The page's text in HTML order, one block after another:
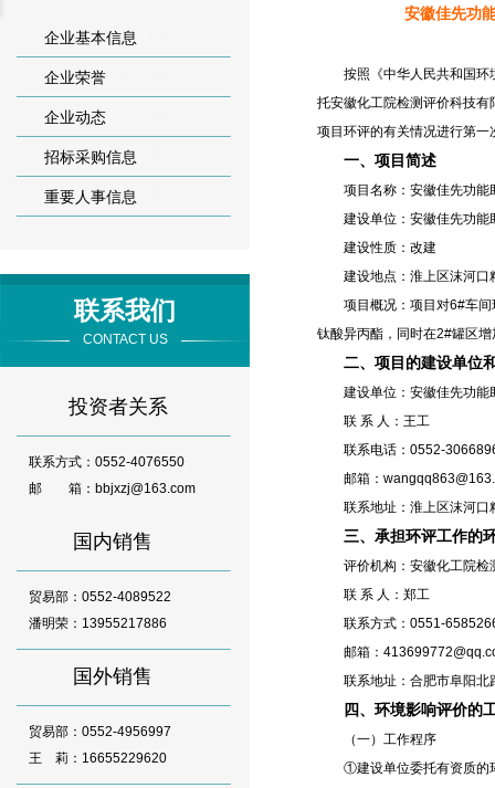
企业基本信息
企业荣誉
企业动态
招标采购信息
重要人事信息
联系我们
CONTACT US
投资者关系
联系方式：0552-4076550
邮 箱：bbjxzj@163.com
国内销售
贸易部：0552-4089522
潘明荣：13955217886
国外销售
贸易部：0552-4956997
王 莉：16655229620
安徽佳先功
按照《中华人民共和国环境
托安徽化工院检测评价科技
项目环评的有关情况进行第一
一、项目简述
项目名称：安徽佳先功能
建设单位：安徽佳先功能
建设性质：改建
建设地点：淮上区沫河口
项目概况：项目对6#车间
钛酸异丙酯，同时在2#罐区
二、项目的建设单位
建设单位：安徽佳先功能
联 系 人：王工
联系电话：0552-
邮箱：
联系地址：淮上区沫河口
三、承担环评工作的
评价机构：安徽化工院检
联 系 人：郑工
联系方式：0551-
邮箱：
联系地址：合肥市阜阳北
四、环境影响评价的
（一）工作程序
①建设单位委托有资质的